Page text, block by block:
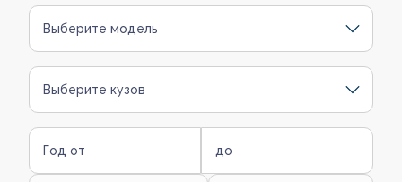
Выберите модель
Выберите кузов
Год от до